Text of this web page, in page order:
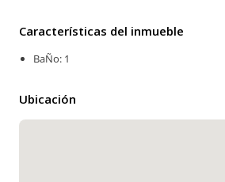
Características del inmueble
BaÑo: 1
Ubicación